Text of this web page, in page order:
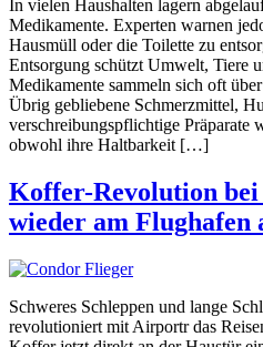
In vielen Haushalten lagern
Medikamente. Experten warnen
Hausmüll oder die Toilette zu
Entsorgung schützt Umwelt, Tiere
Medikamente sammeln sich oft
Übrig gebliebene Schmerzmittel,
verschreibungspflichtige Präparate
obwohl ihre Haltbarkeit […]
Koffer-Revolution
wieder am Flughafen
Schweres Schleppen und lange
revolutioniert mit Airportr das